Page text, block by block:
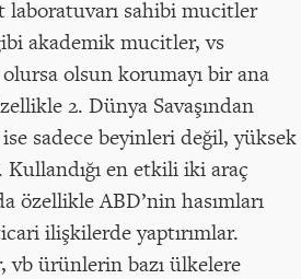
laboratuvarı sahibi mucitler
akademik mucitler, vs
olsun korumayı bir ana
2. Dünya Savaşından
sadece beyinleri değil, yüksek
en etkili iki araç
özellikle ABD’nin hasımları
ilişkilerde yaptırımlar.
ürünlerin bazı ülkelere